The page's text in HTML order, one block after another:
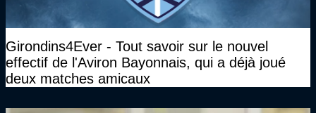
Girondins4Ever - Tout savoir sur le nouvel
effectif de l'Aviron Bayonnais, qui a déjà joué
deux matches amicaux